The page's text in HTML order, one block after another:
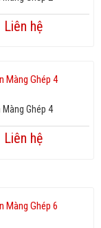
Liên hệ
Màng Ghép 4
Liên hệ